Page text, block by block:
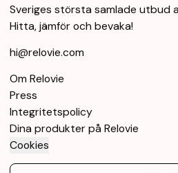
Sveriges största samlade utbud
Hitta, jämför och bevaka!
hi@relovie.com
Om Relovie
Press
Integritetspolicy
Dina produkter på Relovie
Cookies